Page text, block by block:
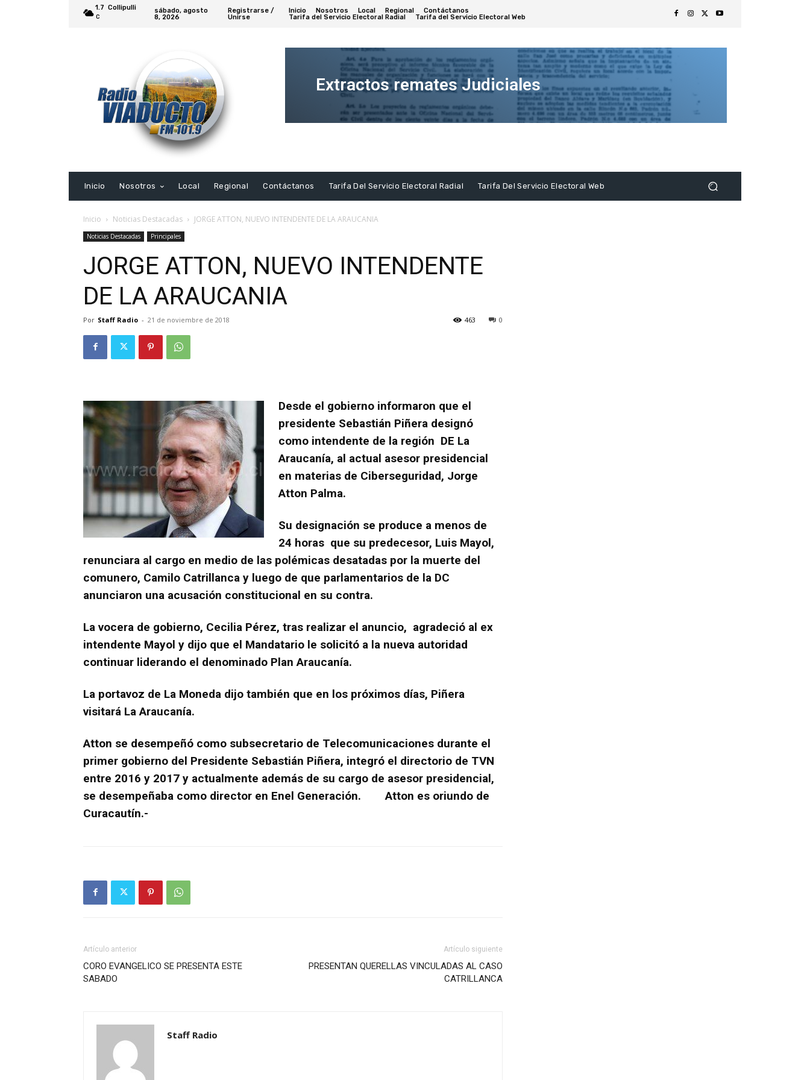
1.7
C
Collipulli
sábado, agosto
8, 2026
Registrarse /
Unirse
Inicio Nosotros Local Regional
Contáctanos
Tarifa del Servicio Electoral Radial
Tarifa del Servicio Electoral Web
Extractos remates Judiciales
Extracto
Inicio
Nosotros Local Regional Contáctanos Tarifa Del Servicio Electoral Radial Tarifa Del Servicio Electoral Web
Inicio Noticias Destacadas JORGE ATTON, NUEVO INTENDENTE DE LA ARAUCANIA
Noticias Destacadas Principales
JORGE ATTON, NUEVO INTENDENTE
DE LA ARAUCANIA
Por Staff Radio - 21 de noviembre de 2018 0
463
Desde el gobierno informaron que el
presidente Sebastián Piñera designó
como intendente de la región DE La
Araucanía, al actual asesor presidencial
en materias de Ciberseguridad, Jorge
Atton Palma.
Su designación se produce a menos de
24 horas que su predecesor, Luis Mayol,
renunciara al cargo en medio de las polémicas desatadas por la muerte del
comunero, Camilo Catrillanca y luego de que parlamentarios de la DC
anunciaron una acusación constitucional en su contra.
La vocera de gobierno, Cecilia Pérez, tras realizar el anuncio, agradeció al ex
intendente Mayol y dijo que el Mandatario le solicitó a la nueva autoridad
continuar liderando el denominado Plan Araucanía.
La portavoz de La Moneda dijo también que en los próximos días, Piñera
visitará La Araucanía.
Atton se desempeñó como subsecretario de Telecomunicaciones durante el
primer gobierno del Presidente Sebastián Piñera, integró el directorio de TVN
entre 2016 y 2017 y actualmente además de su cargo de asesor presidencial,
se desempeñaba como director en Enel Generación.Atton es oriundo de
Curacautín.-
Artículo anterior
CORO EVANGELICO SE PRESENTA ESTE
SABADO
Artículo siguiente
PRESENTAN QUERELLAS VINCULADAS AL CASO
CATRILLANCA
Staff Radio